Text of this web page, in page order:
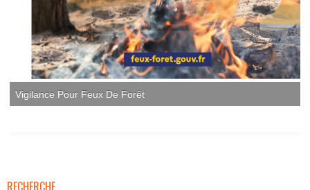
Vigilance Pour Feux De Forêt
RECHERCHE